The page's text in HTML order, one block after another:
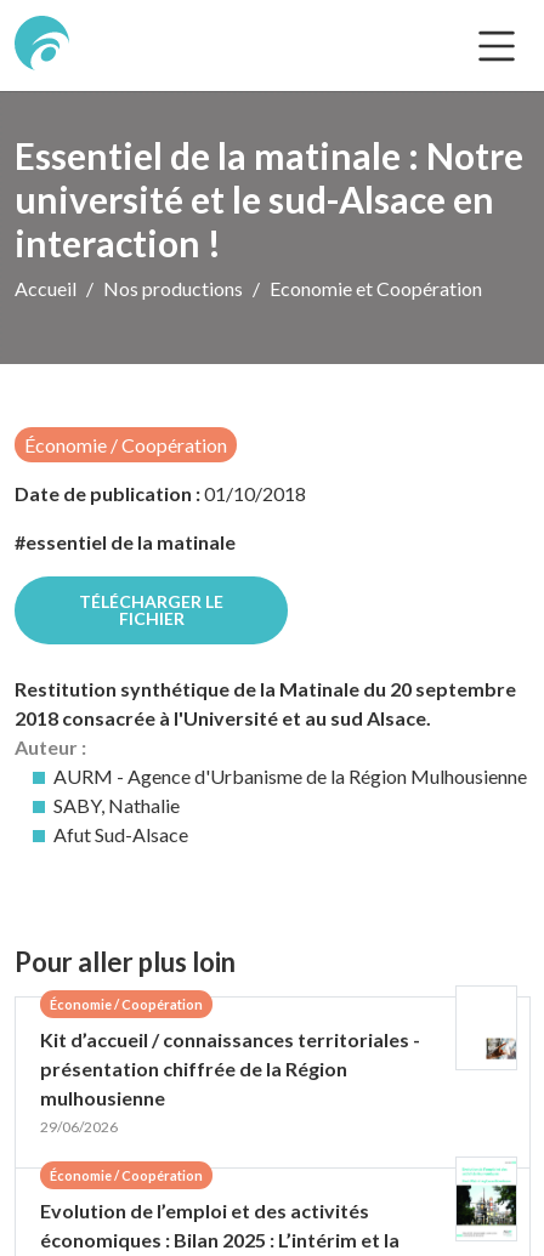
Essentiel de la matinale : Notre
université et le sud-Alsace en
interaction !
Accueil Nos productions Economie et Coopération
Économie / Coopération
Date de publication :01/10/2018
#essentiel de la matinale
TÉLÉCHARGER LE
FICHIER
Restitution synthétique de la Matinale du 20 septembre
2018 consacrée à l'Université et au sud Alsace.
Auteur :
AURM - Agence d'Urbanisme de la Région Mulhousienne
SABY, Nathalie
Afut Sud-Alsace
Pour aller plus loin
Économie / Coopération
Kit d’accueil / connaissances territoriales -
présentation chiffrée de la Région
mulhousienne
29/06/2026
Économie / Coopération
Evolution de l’emploi et des activités
économiques : Bilan 2025 : L’intérim et la